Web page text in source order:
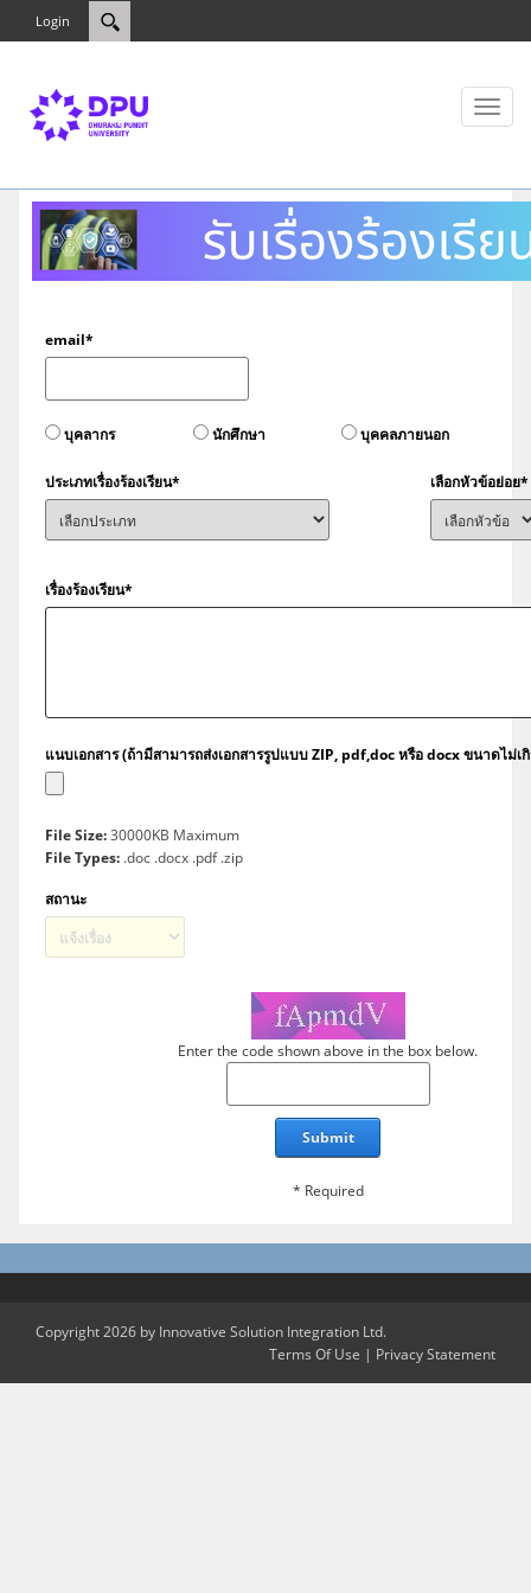
Login
Toggle
email*
บุคลากร นักศึกษา บุคคลภายนอก
ประเภทเรื่องร้องเรียน* เลือกหัวข้อย่อย*
เรื่องร้องเรียน*
แนบเอกสาร (ถ้ามีสามารถส่งเอกสารรูปแบบ ZIP, pdf,doc หรือ docx ขนาดไม่เ
File Size:30000KB Maximum
File Types: .doc .docx .pdf .zip
สถานะ
Enter the code shown above in the box below.
Submit
* Required
Copyright 2026 by Innovative Solution Integration Ltd.
Terms Of Use | Privacy Statement